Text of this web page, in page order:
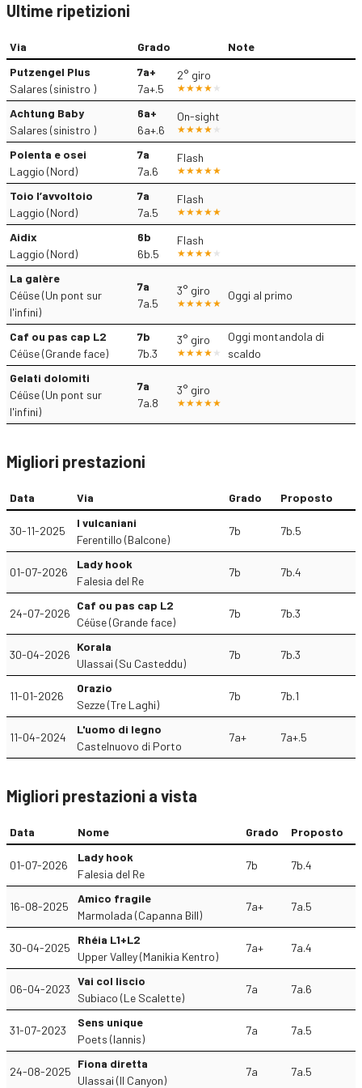
Ultime ripetizioni
Via Grado
Note
Putzengel Plus
Salares (sinistro )
7a+
7a+.5
2° giro
Achtung Baby
Salares (sinistro )
6a+
6a+.6
On-sight
Polenta e osei
Laggio (Nord)
7a
7a.6
Flash
Toio l’avvoltoio
Laggio (Nord)
7a
7a.5
Flash
Aidix
Laggio (Nord)
6b
6b.5
Flash
La galère
Céüse (Un pont sur
l'infini)
7a
7a.5
3° giro Oggi al primo
Caf ou pas cap L2
Céüse (Grande face)
7b
7b.3
3° giro
Oggi montandola di
scaldo
Gelati dolomiti
Céüse (Un pont sur
l'infini)
7a
7a.8
3° giro
Migliori prestazioni
Data Via Grado Proposto
30-11-2025
I vulcaniani
Ferentillo (Balcone)
7b 7b.5
01-07-2026
Lady hook
Falesia del Re
7b 7b.4
24-07-2026
Caf ou pas cap L2
Céüse (Grande face)
7b 7b.3
30-04-2026
Korala
Ulassai (Su Casteddu)
7b 7b.3
11-01-2026
Orazio
Sezze (Tre Laghi)
7b 7b.1
11-04-2024
L'uomo di legno
Castelnuovo di Porto
7a+ 7a+.5
Migliori prestazioni a vista
Data Nome Grado Proposto
01-07-2026
Lady hook
Falesia del Re
7b 7b.4
16-08-2025
Amico fragile
Marmolada (Capanna Bill)
7a+ 7a.5
30-04-2025
Rhéia L1+L2
Upper Valley (Manikia Kentro)
7a+ 7a.4
06-04-2023
Vai col liscio
Subiaco (Le Scalette)
7a 7a.6
31-07-2023
Sens unique
Poets (Iannis)
7a 7a.5
24-08-2025
Fiona diretta
Ulassai (Il Canyon)
7a 7a.5